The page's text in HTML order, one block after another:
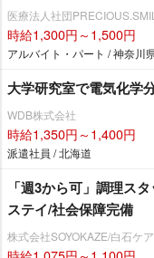
医療法人社団
時給1,300円～1,500円
アルバイト・パート / 神奈川
大学研究室で電気化学
WDB株式会社
時給1,350円～1,400円
派遣社員 / 北海道
「週3から可」調理ス
ステイ/社会保障完備
株式会社SOYOKAZE/白石ケ